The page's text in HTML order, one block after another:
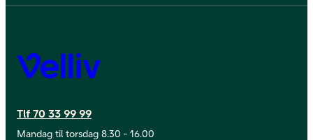
Velliv
Tlf 70 33 99 99
Mandag til torsdag 8.30 - 16.00